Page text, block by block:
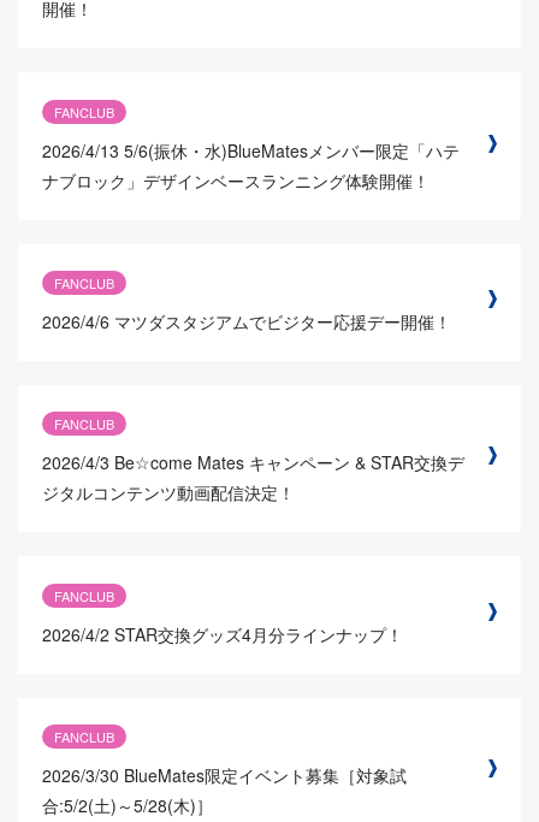
開催！
FANCLUB
2026/4/13 5/6(振休・水)BlueMatesメンバー限定「ハテ
ナブロック」デザインベースランニング体験開催！
FANCLUB
2026/4/6 マツダスタジアムでビジター応援デー開催！
FANCLUB
2026/4/3 Be☆come Mates キャンペーン & STAR交換デ
ジタルコンテンツ動画配信決定！
FANCLUB
2026/4/2 STAR交換グッズ4月分ラインナップ！
FANCLUB
2026/3/30 BlueMates限定イベント募集［対象試
合:5/2(土)～5/28(木)］